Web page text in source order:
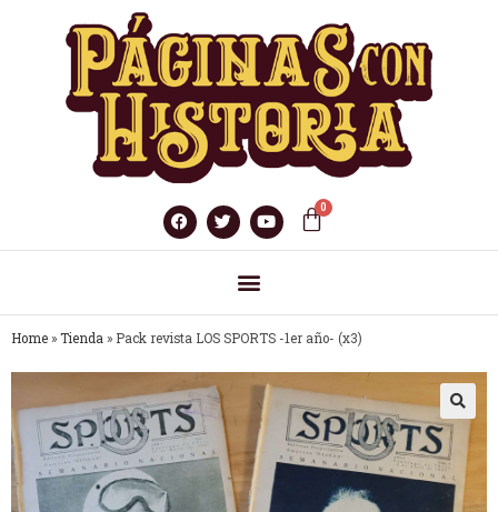
Home » Tienda » Pack revista LOS SPORTS -1er año- (x3)
🔍